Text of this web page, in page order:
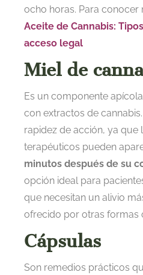
ocho horas. Para conocer
Aceite de Cannabis:
acceso legal
Miel de
Es un componente
con extractos de
rapidez de acción, ya que
terapéuticos pueden
minutos después de su
opción ideal para
que necesitan un alivio
ofrecido por otras formas
Cápsulas
Son remedios prácticos